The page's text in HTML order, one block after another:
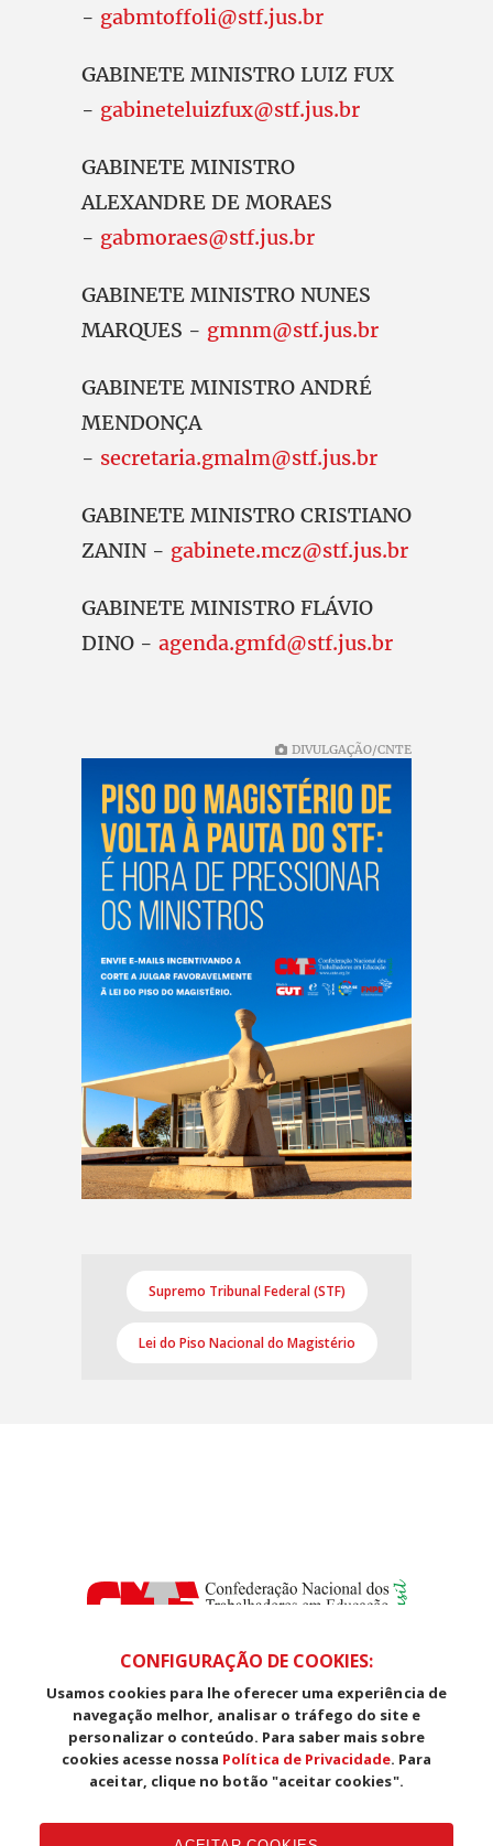
- gabmtoffoli@stf.jus.br
GABINETE MINISTRO LUIZ FUX
- gabineteluizfux@stf.jus.br
GABINETE MINISTRO
ALEXANDRE DE MORAES
- gabmoraes@stf.jus.br
GABINETE MINISTRO NUNES
MARQUES - gmnm@stf.jus.br
GABINETE MINISTRO ANDRÉ
MENDONÇA
- secretaria.gmalm@stf.jus.br
GABINETE MINISTRO CRISTIANO
ZANIN - gabinete.mcz@stf.jus.br
GABINETE MINISTRO FLÁVIO
DINO - agenda.gmfd@stf.jus.br
DIVULGAÇÃO/CNTE
Supremo Tribunal Federal (STF)
Lei do Piso Nacional do Magistério
SDS, Edifício Venâncio III, Salas 101/106
CEP: 70393-902 - Brasília - DF
Telefone (61) 3225-1003 - E-mail cnte@cnte.org.br
CONFIGURAÇÃO DE COOKIES:
Usamos cookies para lhe oferecer uma experiência de
navegação melhor, analisar o tráfego do site e
personalizar o conteúdo. Para saber mais sobre
cookies acesse nossa Política de Privacidade. Para
aceitar, clique no botão "aceitar cookies".